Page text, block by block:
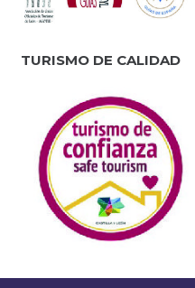
TURISMO DE CALIDAD